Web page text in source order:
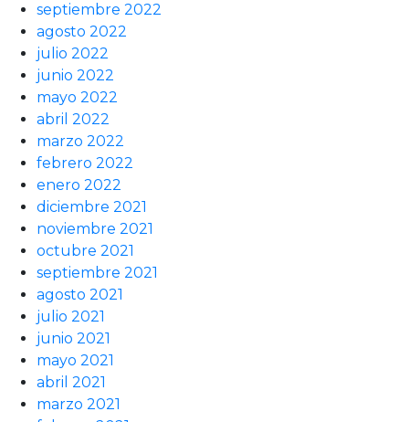
septiembre 2022
agosto 2022
julio 2022
junio 2022
mayo 2022
abril 2022
marzo 2022
febrero 2022
enero 2022
diciembre 2021
noviembre 2021
octubre 2021
septiembre 2021
agosto 2021
julio 2021
junio 2021
mayo 2021
abril 2021
marzo 2021